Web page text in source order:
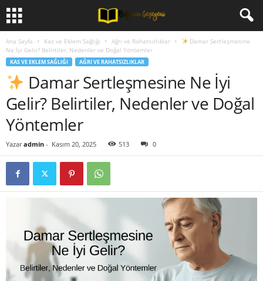
Ana Sayfa Kas ve Eklem Sağlığı Ağrı ve Rahatsızlıklar
Damar Sertleşmesine
Ne İyi Gelir? Belirtiler, Nedenler ve Doğal Yöntemler
KAS VE EKLEM SAĞLIĞI AĞRI VE RAHATSIZLIKLAR
Damar Sertleşmesine Ne İyi
Gelir? Belirtiler, Nedenler ve Doğal
Yöntemler
Yazar admin - Kasım 20, 2025 513 0